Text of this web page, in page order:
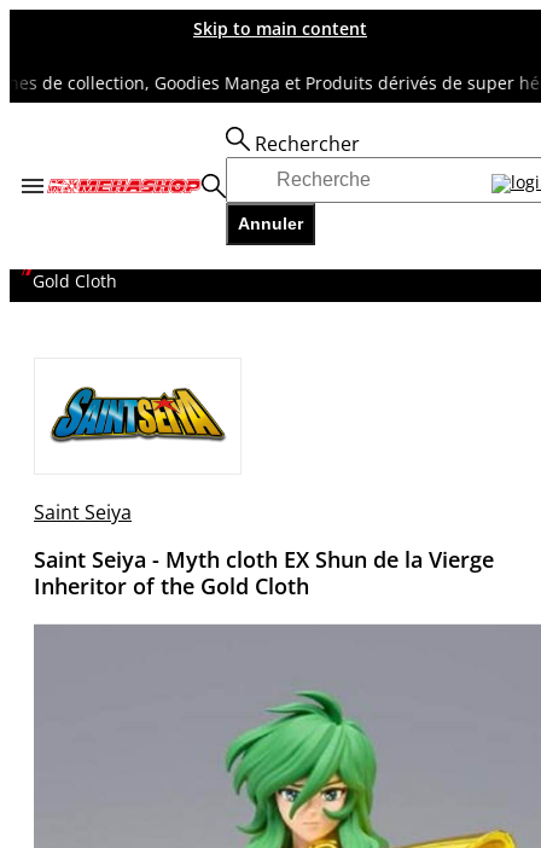
Skip to main content
de collection, Goodies Manga et Produits dérivés de super héros
Rechercher
Annuler
Accueil
Gold Cloth
Saint Seiya
Saint Seiya - Myth cloth EX Shun de la Vierge
Inheritor of the Gold Cloth